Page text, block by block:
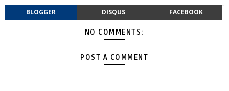
BLOGGER DISQUS FACEBOOK
NO COMMENTS:
POST A COMMENT